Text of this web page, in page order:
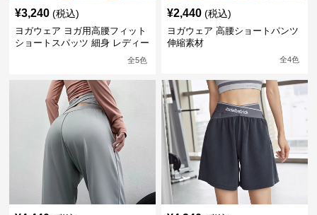
¥3,240 (税込)
ヨガウェア ヨガ用高腰フィット
ショートスパッツ 細身 レディー
全5色
¥2,440 (税込)
ヨガウェア 高腰ショートパンツ
伸縮素材
全4色